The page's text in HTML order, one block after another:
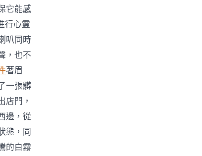
它能感
行心靈
叭同時
，也不
著眉
一張髒
店門，
邊，從
態，同
的白霧